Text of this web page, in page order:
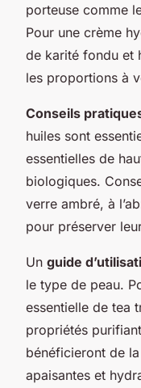
porteuse comme
Pour une crème
de karité fondu et
les proportions à
Conseils
huiles sont
essentielles de
biologiques.
verre ambré, à
pour préserver
Un guide
le type de peau.
essentielle de tea
propriétés
bénéficieront de
apaisantes et